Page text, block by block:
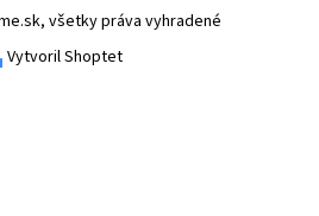
všetky práva vyhradené
Vytvoril Shoptet